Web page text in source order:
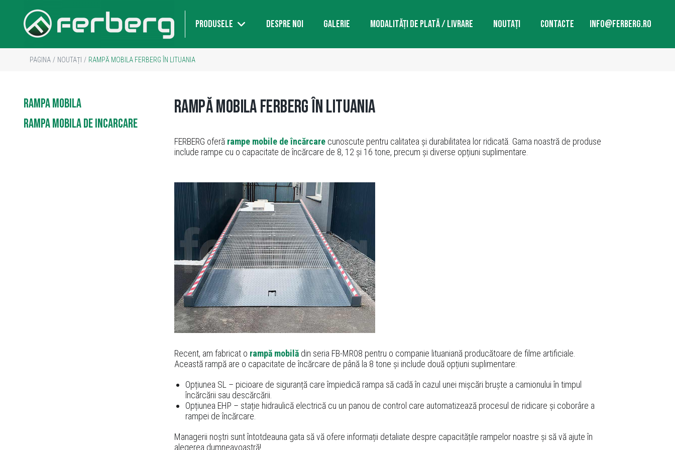
PRODUSELE DESPRE NOI GALERIE MODALITĂȚI DE PLATĂ / LIVRARE NOUTAȚI CONTACTE INFO@FERBERG.RO
PAGINA / NOUTAȚI / RAMPĂ MOBILA FERBERG ÎN LITUANIA
RAMPA MOBILA
RAMPA MOBILA DE INCARCARE
Rampă mobila FERBERG în Lituania
FERBERG oferă rampe mobile de încărcare cunoscute pentru calitatea și durabilitatea lor ridicată. Gama noastră de produse
include rampe cu o capacitate de încărcare de 8, 12 și 16 tone, precum și diverse opțiuni suplimentare.
Recent, am fabricat o rampă mobilă din seria FB-MR08 pentru o companie lituaniană producătoare de filme artificiale.
Această rampă are o capacitate de încărcare de până la 8 tone și include două opțiuni suplimentare:
Opțiunea SL – picioare de siguranță care împiedică rampa să cadă în cazul unei mișcări bruște a camionului în timpul
încărcării sau descărcării.
Opțiunea EHP – stație hidraulică electrică cu un panou de control care automatizează procesul de ridicare și coborâre a
rampei de încărcare.
Managerii noștri sunt întotdeauna gata să vă ofere informații detaliate despre capacitățile rampelor noastre și să vă ajute în
alegerea dumneavoastră!